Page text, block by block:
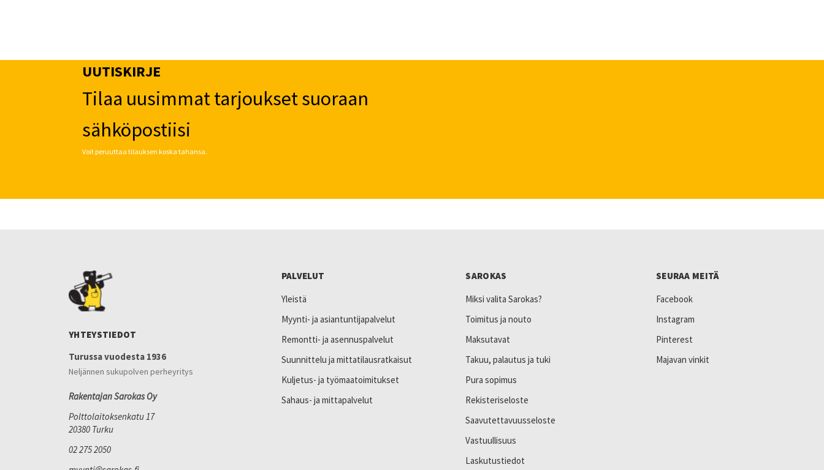
UUTISKIRJE
Tilaa uusimmat tarjoukset suoraan
sähköpostiisi
Voit peruuttaa tilauksen koska tahansa.
YHTEYSTIEDOT
Turussa vuodesta 1936
Neljännen sukupolven perheyritys
Rakentajan Sarokas Oy
Polttolaitoksenkatu 17
20380 Turku
02 275 2050
PALVELUT
Yleistä
Myynti- ja asiantuntijapalvelut
Remontti- ja asennuspalvelut
Suunnittelu ja mittatilausratkaisut
Kuljetus- ja työmaatoimitukset
Sahaus- ja mittapalvelut
SAROKAS
Miksi valita Sarokas?
Toimitus ja nouto
Maksutavat
Takuu, palautus ja tuki
Pura sopimus
Rekisteriseloste
Saavutettavuusseloste
Vastuullisuus
Laskutustiedot
SEURAA MEITÄ
Facebook
Instagram
Pinterest
Majavan vinkit